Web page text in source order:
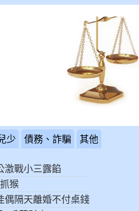
！可以進行
協助?
以尋求協助
少 債務、詐騙 其他
激戰小三露餡
猴
偶隔天離婚不付桌錢